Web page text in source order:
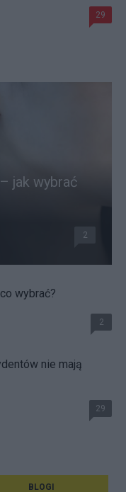
29
jak wybrać
2
wybrać?
2
nie mają
29
BLOGI